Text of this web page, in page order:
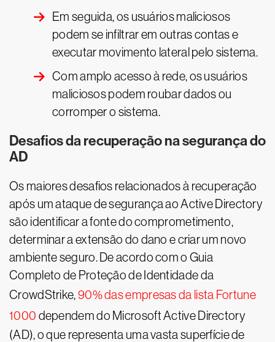
Em seguida, os usuários maliciosos
podem se infiltrar em outras contas e
executar movimento lateral pelo sistema.
Com amplo acesso à rede, os usuários
maliciosos podem roubar dados ou
corromper o sistema.
Desafios da recuperação na segurança do
AD
Os maiores desafios relacionados à recuperação
após um ataque de segurança ao Active Directory
são identificar a fonte do comprometimento,
determinar a extensão do dano e criar um novo
ambiente seguro. De acordo com o Guia
Completo de Proteção de Identidade da
CrowdStrike,90% das empresas da lista Fortune
1000 dependem do Microsoft Active Directory
(AD), o que representa uma vasta superfície de